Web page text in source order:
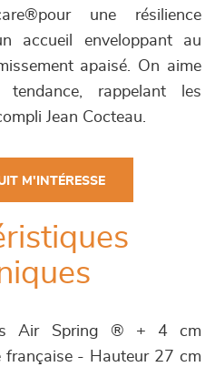
une résilience
accueil enveloppant au
apaisé. On aime
rappelant les
Jean Cocteau.
M'INTÉRESSE
Air Spring ® + 4 cm
- Hauteur 27 cm